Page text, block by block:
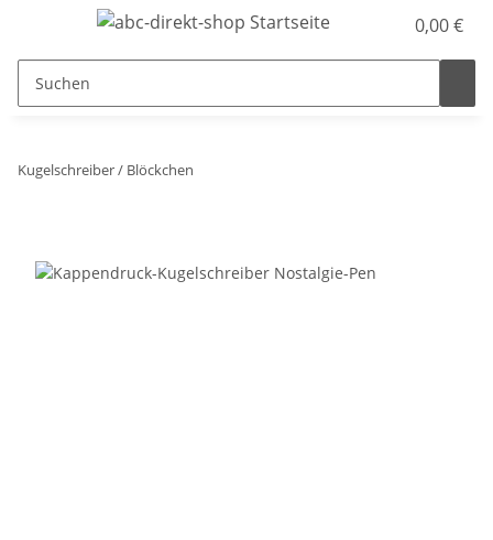
0,00 €
Kugelschreiber / Blöckchen